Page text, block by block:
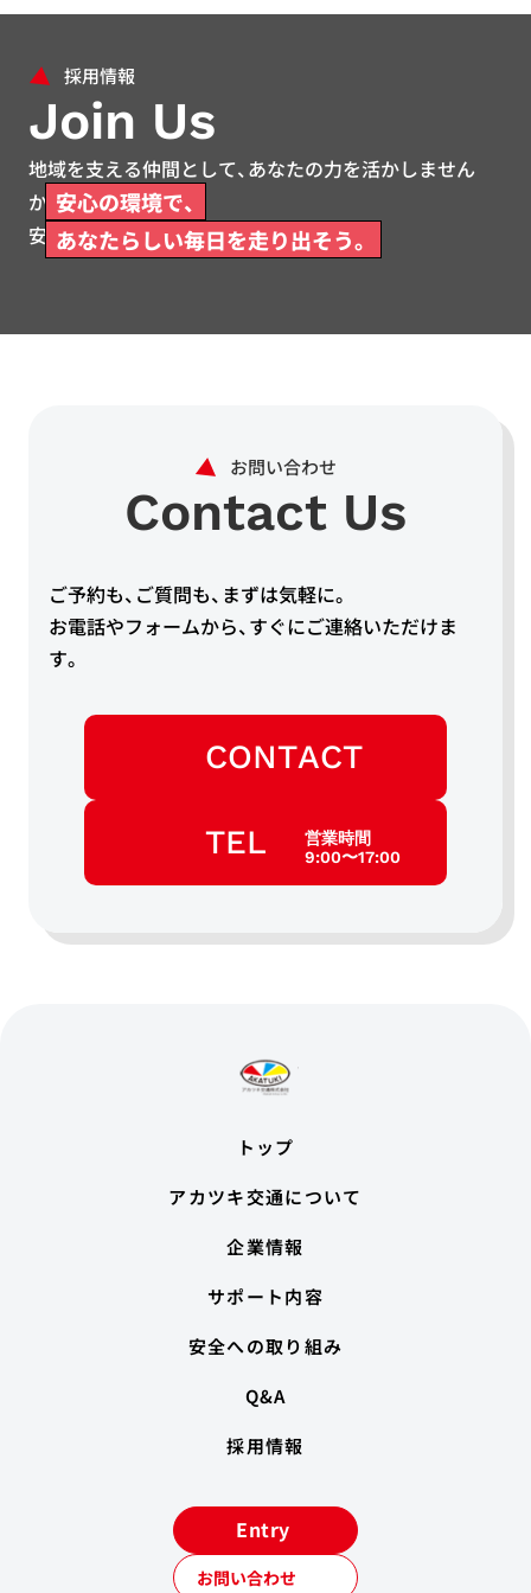
Join Us
地域を支える仲間として、あなたの力を活かしません
か。
安心して働ける環境をご用意しています。
安心の環境で、
あなたらしい毎日を走り出そう。
Contact Us
ご予約も、ご質問も、まずは気軽に。
お電話やフォームから、すぐにご連絡いただけま
す。
CONTACT
TEL
営業時間
9:00〜17:00
トップ
アカツキ交通について
企業情報
サポート内容
安全への取り組み
Q&A
採用情報
お問い合わせ
Entry